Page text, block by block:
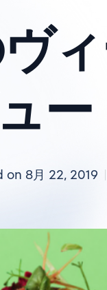
ー
on 8月 22, 2019